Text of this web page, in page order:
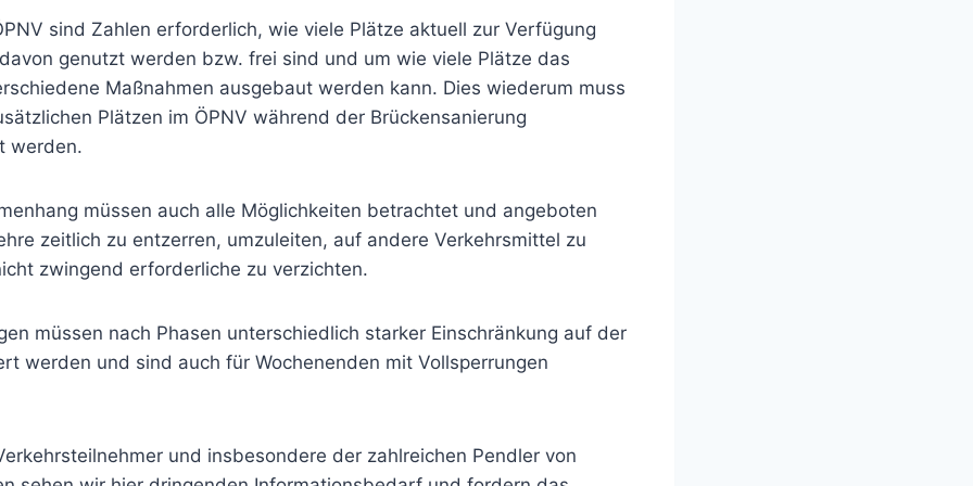
sind Zahlen erforderlich, wie viele Plätze aktuell zur Verfügung
genutzt werden bzw. frei sind und um wie viele Plätze das
Maßnahmen ausgebaut werden kann. Dies wiederum muss
Plätzen im ÖPNV während der Brückensanierung
werden.
müssen auch alle Möglichkeiten betrachtet und angeboten
zeitlich zu entzerren, umzuleiten, auf andere Verkehrsmittel zu
zwingend erforderliche zu verzichten.
müssen nach Phasen unterschiedlich starker Einschränkung auf der
werden und sind auch für Wochenenden mit Vollsperrungen
und insbesondere der zahlreichen Pendler von